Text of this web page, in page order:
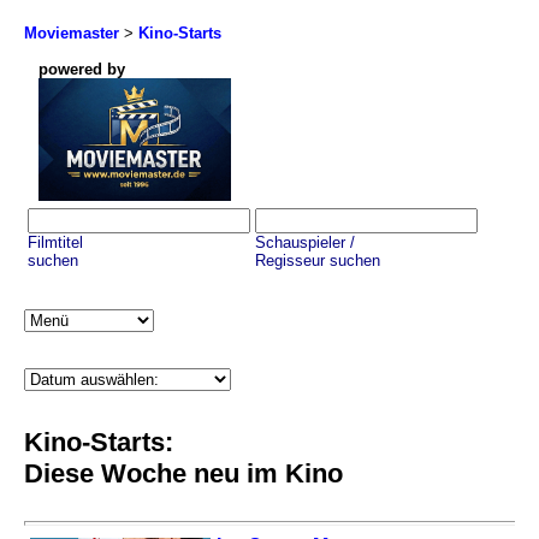
Moviemaster > Kino-Starts
powered by
Filmtitel
suchen
Schauspieler /
Regisseur suchen
Kino-Starts:
Diese Woche neu im Kino